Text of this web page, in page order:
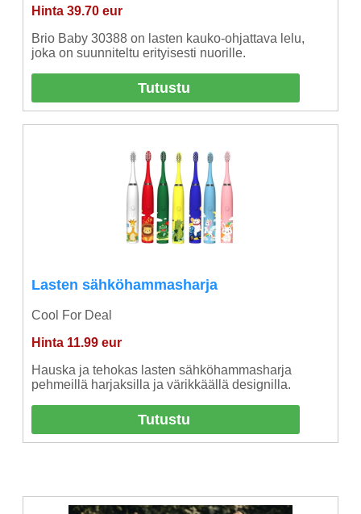
Hinta 39.70 eur
Brio Baby 30388 on lasten kauko-ohjattava lelu,
joka on suunniteltu erityisesti nuorille.
Tutustu
Lasten sähköhammasharja
Cool For Deal
Hinta 11.99 eur
Hauska ja tehokas lasten sähköhammasharja
pehmeillä harjaksilla ja värikkäällä designilla.
Tutustu